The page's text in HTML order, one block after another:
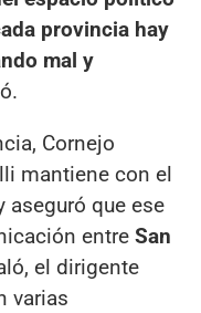
provincia hay
mal y
Cornejo
mantiene con el
aseguró que ese
entre San
el dirigente
varias